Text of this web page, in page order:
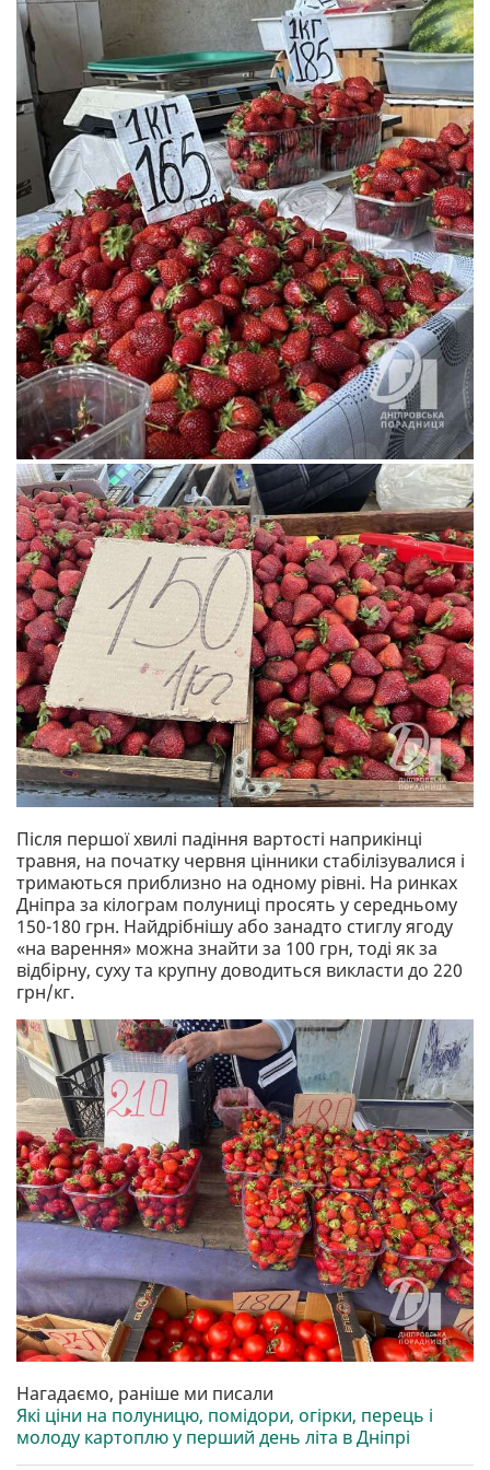
Після першої хвилі падіння вартості наприкінці
травня, на початку червня цінники стабілізувалися і
тримаються приблизно на одному рівні. На ринках
Дніпра за кілограм полуниці просять у середньому
150-180 грн. Найдрібнішу або занадто стиглу ягоду
«на варення» можна знайти за 100 грн, тоді як за
відбірну, суху та крупну доводиться викласти до 220
грн/кг.
Нагадаємо, раніше ми писали
Які ціни на полуницю, помідори, огірки, перець і
молоду картоплю у перший день літа в Дніпрі